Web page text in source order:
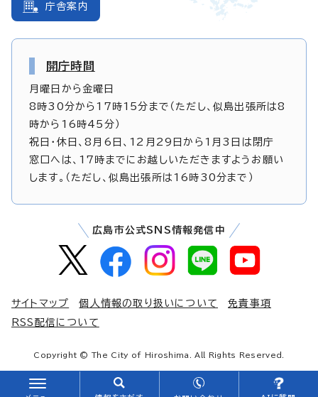
庁舎案内
開庁時間
月曜日から金曜日
8時30分から17時15分まで（ただし、似島出張所は8
時から16時45分）
祝日・休日、8月6日、12月29日から1月3日は閉庁
窓口へは、17時までにお越しいただきますようお願い
します。（ただし、似島出張所は16時30分まで）
広島市公式SNS情報発信中
サイトマップ 個人情報の取り扱いについて
免責事項
RSS配信について
Copyright © The City of Hiroshima. All Rights Reserved.